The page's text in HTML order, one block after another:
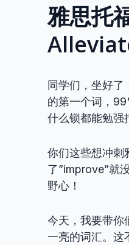
雅思托
同学们，坐好了
的第一个词，
什么锁都能勉强
你们这些想冲刺
了”improve”就
野心！
今天，我要带你
一亮的词汇。这